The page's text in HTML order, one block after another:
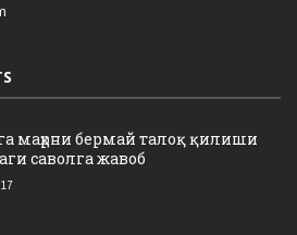
маҳрни бермай талоқ қилиши
саволга жавоб